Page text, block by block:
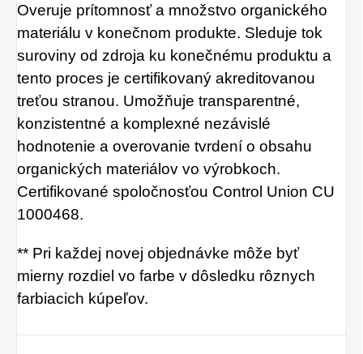
Overuje prítomnosť a množstvo organického
materiálu v konečnom produkte. Sleduje tok
suroviny od zdroja ku konečnému produktu a
tento proces je certifikovaný akreditovanou
treťou stranou. Umožňuje transparentné,
konzistentné a komplexné nezávislé
hodnotenie a overovanie tvrdení o obsahu
organických materiálov vo výrobkoch.
Certifikované spoločnosťou Control Union CU
1000468.
** Pri každej novej objednávke môže byť
mierny rozdiel vo farbe v dôsledku rôznych
farbiacich kúpeľov.